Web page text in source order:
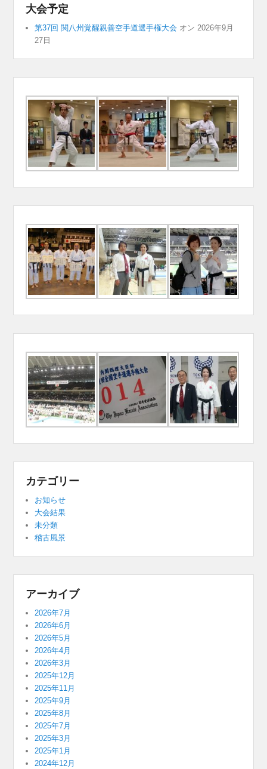
大会予定
第37回 関八州覚醒親善空手道選手権大会 オン 2026年9月
27日
カテゴリー
お知らせ
大会結果
未分類
稽古風景
アーカイブ
2026年7月
2026年6月
2026年5月
2026年4月
2026年3月
2025年12月
2025年11月
2025年9月
2025年8月
2025年7月
2025年3月
2025年1月
2024年12月